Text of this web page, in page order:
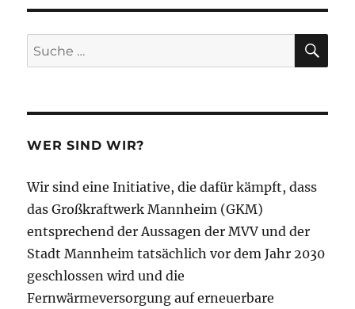
Suche
nach:
WER SIND WIR?
Wir sind eine Initiative, die dafür kämpft, dass
das Großkraftwerk Mannheim (GKM)
entsprechend der Aussagen der MVV und der
Stadt Mannheim tatsächlich vor dem Jahr 2030
geschlossen wird und die
Fernwärmeversorgung auf erneuerbare